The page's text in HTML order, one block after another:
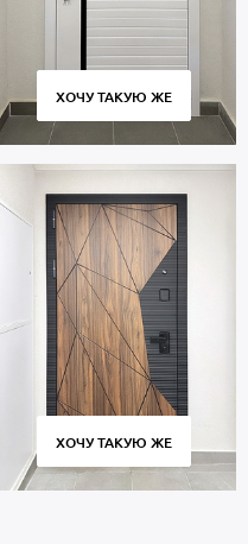
ХОЧУ ТАКУЮ ЖЕ
ХОЧУ ТАКУЮ ЖЕ